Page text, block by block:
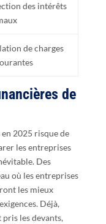
des intérêts
de charges
de
2025 risque de
les entreprises
Des
où les entreprises
les mieux
Déjà,
les devants,